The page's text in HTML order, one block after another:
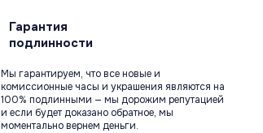
Гарантия
подлинности
Мы гарантируем, что все новые и
комиссионные часы и украшения являются на
100% подлинными — мы дорожим репутацией
и если будет доказано обратное, мы
моментально вернем деньги.